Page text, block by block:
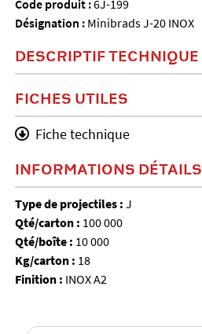
Code produit :6J-199
Désignation : Minibrads J-20 INOX
DESCRIPTIF TECHNIQUE
FICHES UTILES
Fiche technique
INFORMATIONS DÉTAILS
Type de projectiles : J
Qté/carton : 100 000
Qté/boîte : 10 000
Kg/carton : 18
Finition : INOX A2